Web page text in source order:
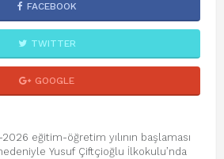
FACEBOOK
TWITTER
GOOGLE
eğitim-öğretim yılının başlaması
Yusuf Çiftçioğlu İlkokulu’nda